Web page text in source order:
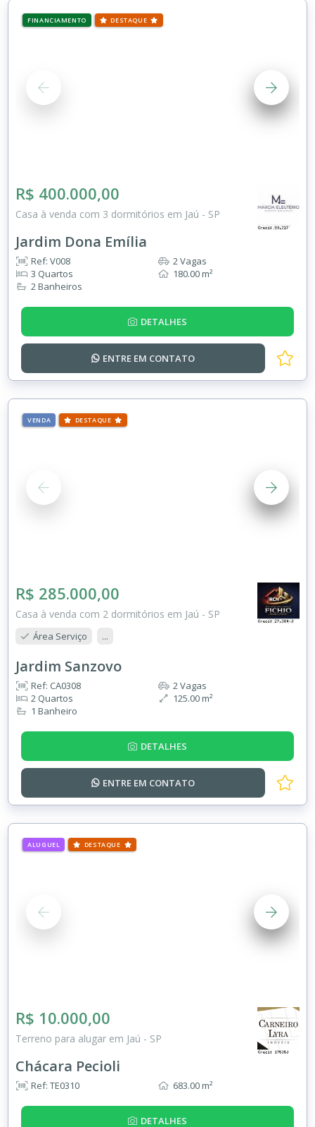
FINANCIAMENTO DESTAQUE
R$ 400.000,00
Casa à venda com 3 dormitórios em Jaú - SP
Jardim Dona Emília
Ref: V008
3 Quartos
2 Banheiros
2 Vagas
180.00 m²
DETALHES
ENTRE EM CONTATO
VENDA DESTAQUE
R$ 285.000,00
Casa à venda com 2 dormitórios em Jaú - SP
Área Serviço ...
Jardim Sanzovo
Ref: CA0308
2 Quartos
1 Banheiro
2 Vagas
125.00 m²
DETALHES
ENTRE EM CONTATO
ALUGUEL DESTAQUE
R$ 10.000,00
Terreno para alugar em Jaú - SP
Chácara Pecioli
Ref: TE0310 683.00 m²
DETALHES